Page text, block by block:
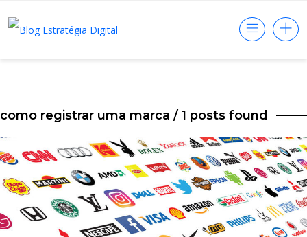
como registrar uma marca / 1 posts found